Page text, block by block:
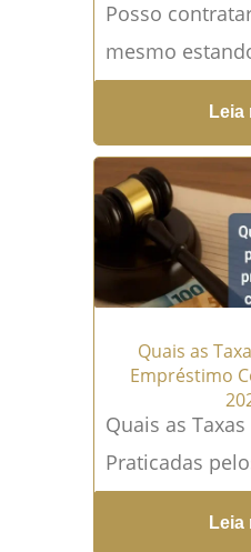
Posso
mesmo
negativado no
Entenda como
impacta a
empréstimo
Leia mais →
Leia
Quais as
Empréstimo
Quais as
Praticadas
Bancos para
Consignado
Leia